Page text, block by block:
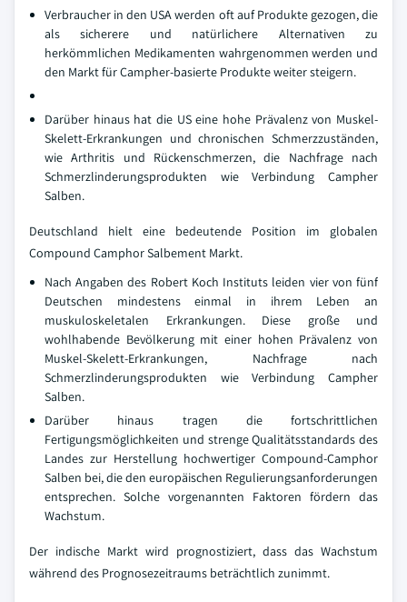
Verbraucher in den USA werden oft auf Produkte gezogen, die
als sicherere und natürlichere Alternativen zu
herkömmlichen Medikamenten wahrgenommen werden und
den Markt für Campher-basierte Produkte weiter steigern.
Darüber hinaus hat die US eine hohe Prävalenz von Muskel-
Skelett-Erkrankungen und chronischen Schmerzzuständen,
wie Arthritis und Rückenschmerzen, die Nachfrage nach
Schmerzlinderungsprodukten wie Verbindung Campher
Salben.
Deutschland hielt eine bedeutende Position im globalen
Compound Camphor Salbement Markt.
Nach Angaben des Robert Koch Instituts leiden vier von fünf
Deutschen mindestens einmal in ihrem Leben an
muskuloskeletalen Erkrankungen. Diese große und
wohlhabende Bevölkerung mit einer hohen Prävalenz von
Muskel-Skelett-Erkrankungen, Nachfrage nach
Schmerzlinderungsprodukten wie Verbindung Campher
Salben.
Darüber hinaus tragen die fortschrittlichen
Fertigungsmöglichkeiten und strenge Qualitätsstandards des
Landes zur Herstellung hochwertiger Compound-Camphor
Salben bei, die den europäischen Regulierungsanforderungen
entsprechen. Solche vorgenannten Faktoren fördern das
Wachstum.
Der indische Markt wird prognostiziert, dass das Wachstum
während des Prognosezeitraums beträchtlich zunimmt.